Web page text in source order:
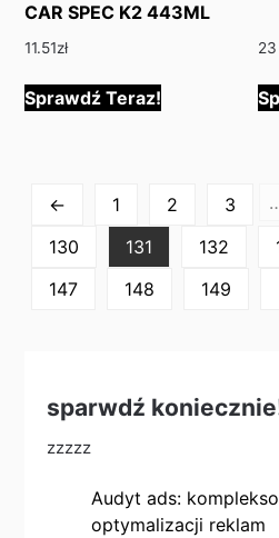
CAR SPEC K2 443ML
11.51zł
Sprawdź Teraz!
← 1 2 3
130
131 132
147
148 149
sparwdź
zzzzz
Audyt ads:
optymalizacji reklam